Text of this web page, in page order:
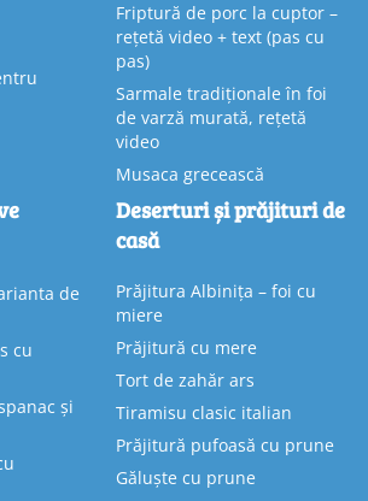
Friptură de porc la cuptor –
rețetă video + text (pas cu
pas)
Sarmale tradiționale în foi
de varză murată, rețetă
video
Musaca grecească
de
cu
și
Deserturi și prăjituri de
casă
Prăjitura Albinița – foi cu
miere
Prăjitură cu mere
Tort de zahăr ars
Tiramisu clasic italian
Prăjitură pufoasă cu prune
Găluște cu prune